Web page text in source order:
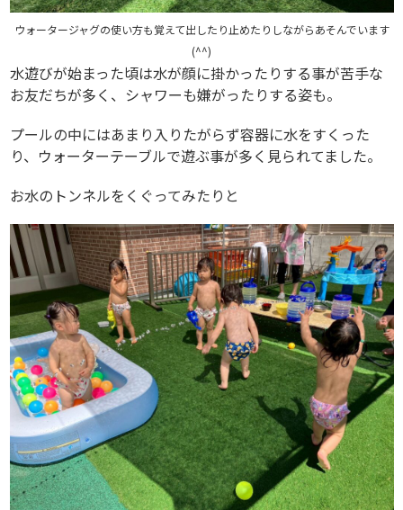
ウォータージャグの使い方も覚えて出したり止めたりしながらあそんでいます
(^^)
水遊びが始まった頃は水が顔に掛かったりする事が苦手な
お友だちが多く、シャワーも嫌がったりする姿も。
プールの中にはあまり入りたがらず容器に水をすくった
り、ウォーターテーブルで遊ぶ事が多く見られてました。
お水のトンネルをくぐってみたりと